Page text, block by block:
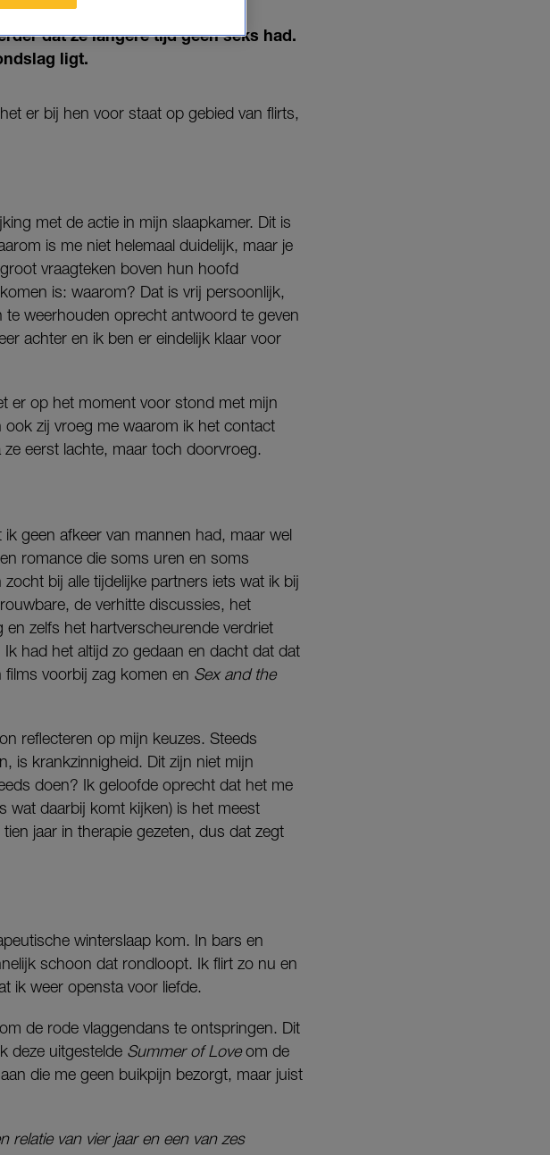
dat ze langere tijd geen seks had.
ligt.
er bij hen voor staat op gebied van flirts,
met de actie in mijn slaapkamer. Dit is
is me niet helemaal duidelijk, maar je
vraagteken boven hun hoofd
is: waarom? Dat is vrij persoonlijk,
te weerhouden oprecht antwoord te geven
achter en ik ben er eindelijk klaar voor
er op het moment voor stond met mijn
zij vroeg me waarom ik het contact
eerst lachte, maar toch doorvroeg.
geen afkeer van mannen had, maar wel
romance die soms uren en soms
bij alle tijdelijke partners iets wat ik bij
de verhitte discussies, het
zelfs het hartverscheurende verdriet
had het altijd zo gedaan en dacht dat dat
voorbij zag komen en Sex and the
reflecteren op mijn keuzes. Steeds
is krankzinnigheid. Dit zijn niet mijn
doen? Ik geloofde oprecht dat het me
wat daarbij komt kijken) is het meest
jaar in therapie gezeten, dus dat zegt
winterslaap kom. In bars en
schoon dat rondloopt. Ik flirt zo nu en
ik weer opensta voor liefde.
de rode vlaggendans te ontspringen. Dit
deze uitgestelde Summer of Loveom de
die me geen buikpijn bezorgt, maar juist
van vier jaar en een van zes